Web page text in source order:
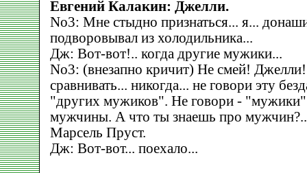
Евгений Калакин: Джелли.
No3: Мне стыдно признаться... я...
подворовывал из холодильника...
Дж: Вот-вот!.. когда другие мужики...
No3: (внезапно кричит) Не смей!
сравнивать... никогда... не говори эту
"других мужиков". Не говори -
мужчины. А что ты знаешь про
Марсель Пруст.
Дж: Вот-вот... поехало...